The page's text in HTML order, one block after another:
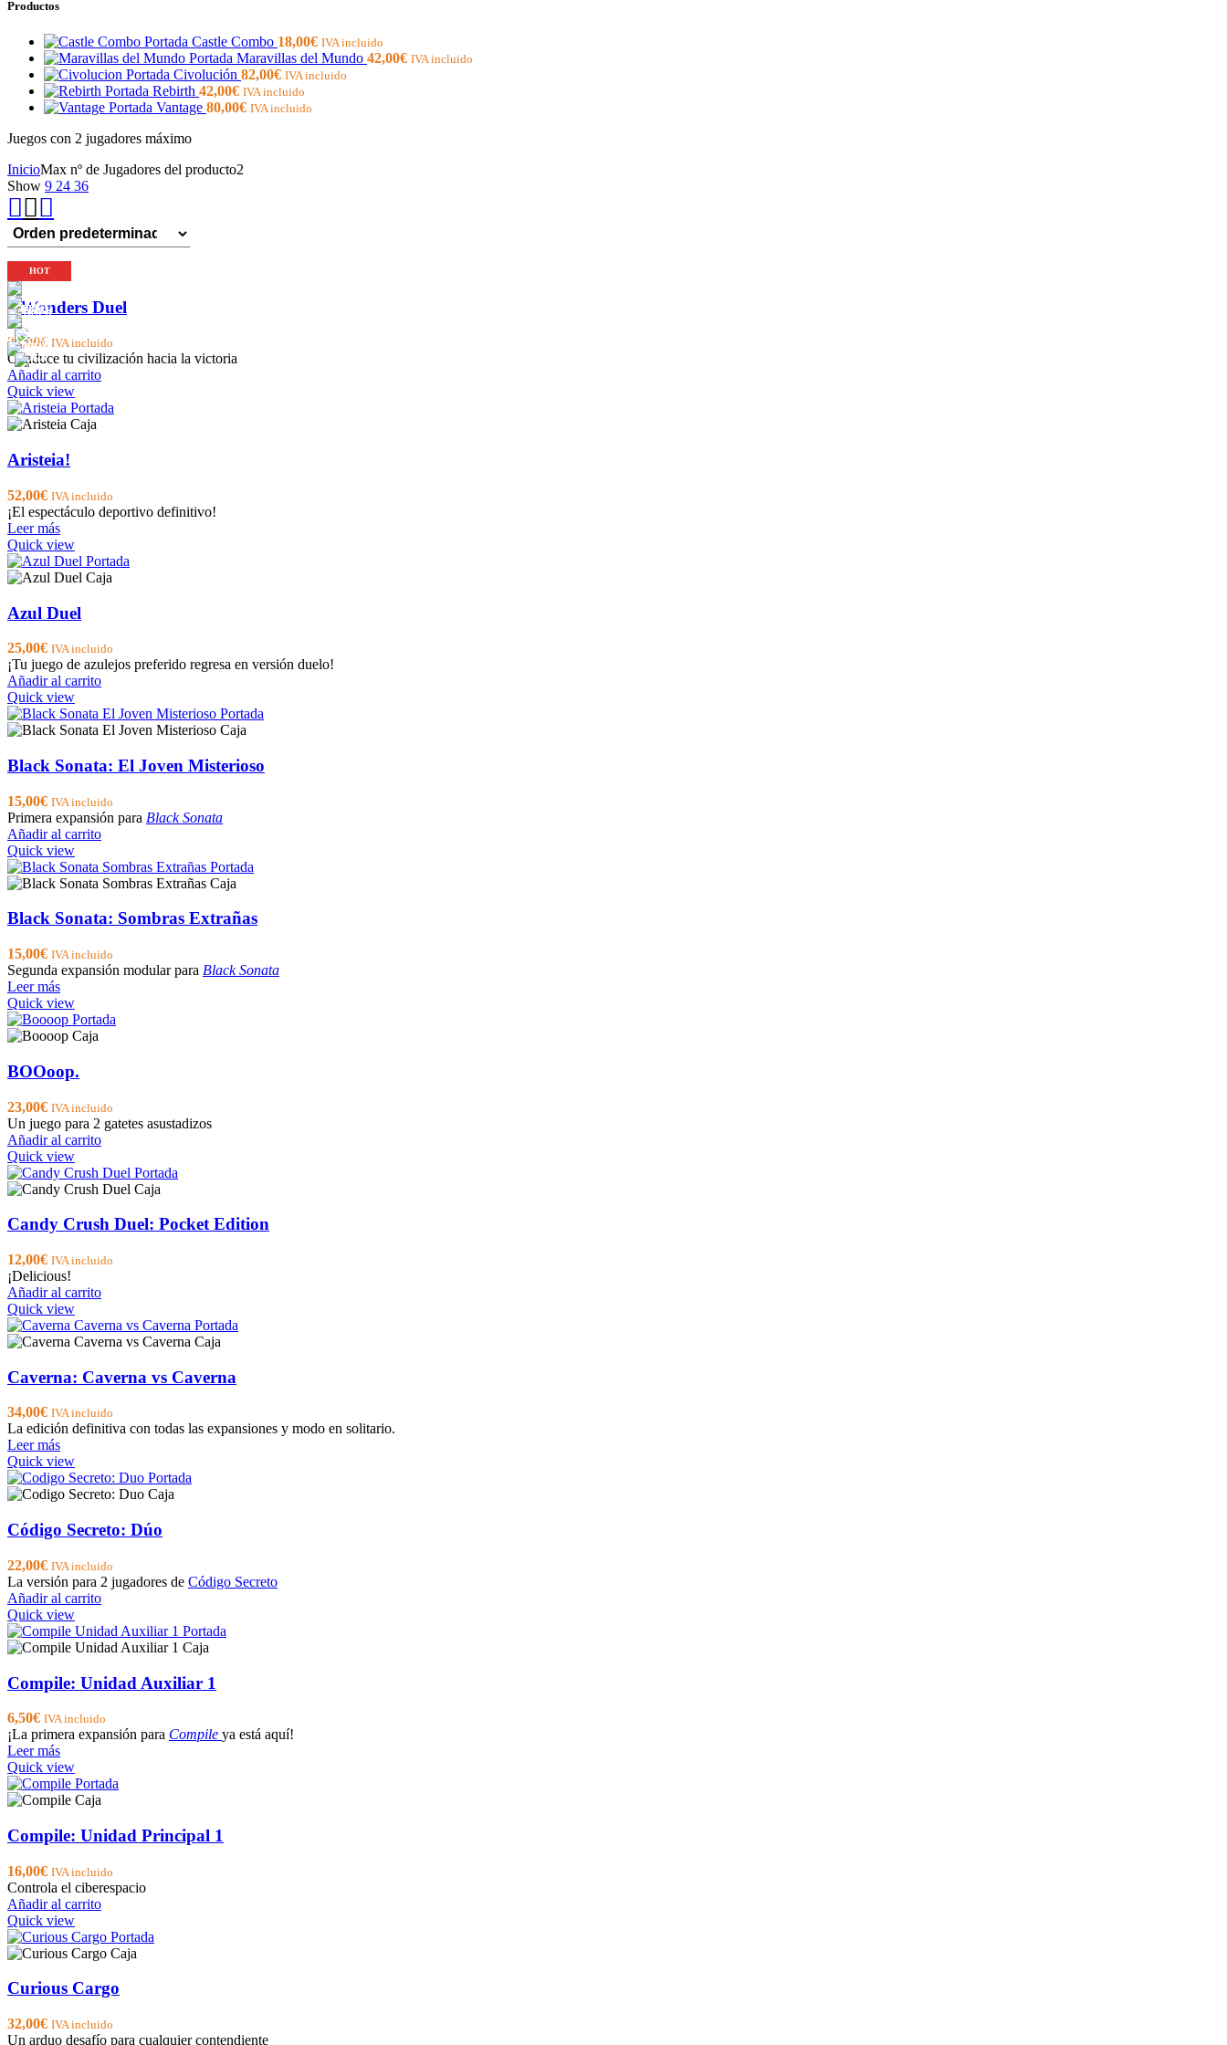
Productos
Castle Combo 18,00€ IVA incluido
Maravillas del Mundo 42,00€ IVA incluido
Civolución 82,00€ IVA incluido
Rebirth 42,00€ IVA incluido
Vantage 80,00€ IVA incluido
Juegos con 2 jugadores máximo
InicioMax nº de Jugadores del producto2
Show 9 24 36
7 Wonders Duel
24,00€ IVA incluido
Conduce tu civilización hacia la victoria
Añadir al carrito
Quick view
SOLD OUT
Aristeia!
52,00€ IVA incluido
¡El espectáculo deportivo definitivo!
Leer más
Quick view
Azul Duel
25,00€ IVA incluido
¡Tu juego de azulejos preferido regresa en versión duelo!
Añadir al carrito
Quick view
Black Sonata: El Joven Misterioso
15,00€ IVA incluido
Primera expansión para Black Sonata
Añadir al carrito
Quick view
SOLD OUT
Black Sonata: Sombras Extrañas
15,00€ IVA incluido
Segunda expansión modular para Black Sonata
Leer más
Quick view
BOOoop.
23,00€ IVA incluido
Un juego para 2 gatetes asustadizos
Añadir al carrito
Quick view
Candy Crush Duel: Pocket Edition
12,00€ IVA incluido
¡Delicious!
Añadir al carrito
Quick view
SOLD OUT
Caverna: Caverna vs Caverna
34,00€ IVA incluido
La edición definitiva con todas las expansiones y modo en solitario.
Leer más
Quick view
Código Secreto: Dúo
22,00€ IVA incluido
La versión para 2 jugadores de Código Secreto
Añadir al carrito
Quick view
SOLD OUT
Compile: Unidad Auxiliar 1
6,50€ IVA incluido
¡La primera expansión para Compile ya está aquí!
Leer más
Quick view
HOT
Compile: Unidad Principal 1
16,00€ IVA incluido
Controla el ciberespacio
Añadir al carrito
Quick view
HOT
Curious Cargo
32,00€ IVA incluido
Un arduo desafío para cualquier contendiente